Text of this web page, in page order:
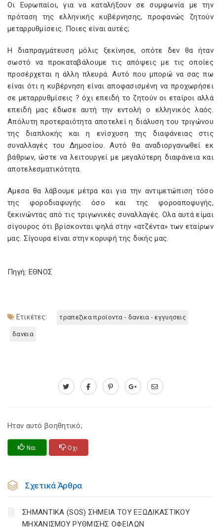
Οι Ευρωπαίοι, για να καταλήξουν σε συμφωνία με την
πρόταση της ελληνικής κυβέρνησης, προφανώς ζητούν
μεταρρυθμίσεις. Ποιες είναι αυτές;
Η διαπραγμάτευση μόλις ξεκίνησε, οπότε δεν θα ήταν
σωστό να προκαταβάλουμε τις απόψεις με τις οποίες
προσέρχεται η άλλη πλευρά. Αυτό που μπορώ να σας πω
είναι ότι η κυβέρνηση είναι αποφασισμένη να προχωρήσει
σε μεταρρυθμίσεις ? όχι επειδή το ζητούν οι εταίροι αλλά
επειδή μας έδωσε αυτή την εντολή ο ελληνικός λαός.
Απόλυτη προτεραιότητα αποτελεί η διάλυση του τριγώνου
της διαπλοκής και η ενίσχυση της διαφάνειας στις
συναλλαγές του Δημοσίου. Αυτό θα αναδιοργανωθεί εκ
βάθρων, ώστε να λειτουργεί με μεγαλύτερη διαφάνεια και
αποτελεσματικότητα.
Αμεσα θα λάβουμε μέτρα και για την αντιμετώπιση τόσο
της φοροδιαφυγής όσο και της φοροαποφυγής,
ξεκινώντας από τις τριγωνικές συναλλαγές. Ολα αυτά είμαι
σίγουρος ότι βρίσκονται ψηλά στην «ατζέντα» των εταίρων
μας. Σίγουρα είναι στην κορυφή της δικής μας.
Πηγή: ΕΘΝΟΣ
Ετικέτες: τραπεζικα προϊοντα - δανεια - εγγυησεις
δανεια
Ηταν αυτό βοηθητικό;
Ναι Οχι
Σχετικά Άρθρα
ΣΗΜΑΝΤΙΚΑ (SOS) ΣΗΜΕΙΑ ΤΟΥ ΕΞΩΔΙΚΑΣΤΙΚΟΥ
ΜΗΧΑΝΙΣΜΟΥ ΡΥΘΜΙΣΗΣ ΟΦΕΙΛΩΝ